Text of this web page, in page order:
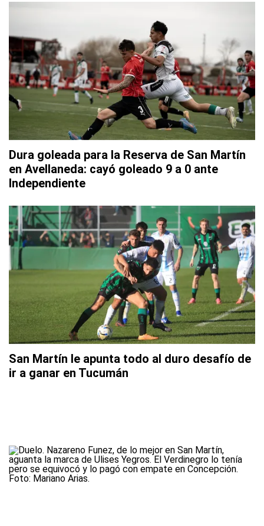
Dura goleada para la Reserva de San Martín
en Avellaneda: cayó goleado 9 a 0 ante
Independiente
San Martín le apunta todo al duro desafío de
ir a ganar en Tucumán